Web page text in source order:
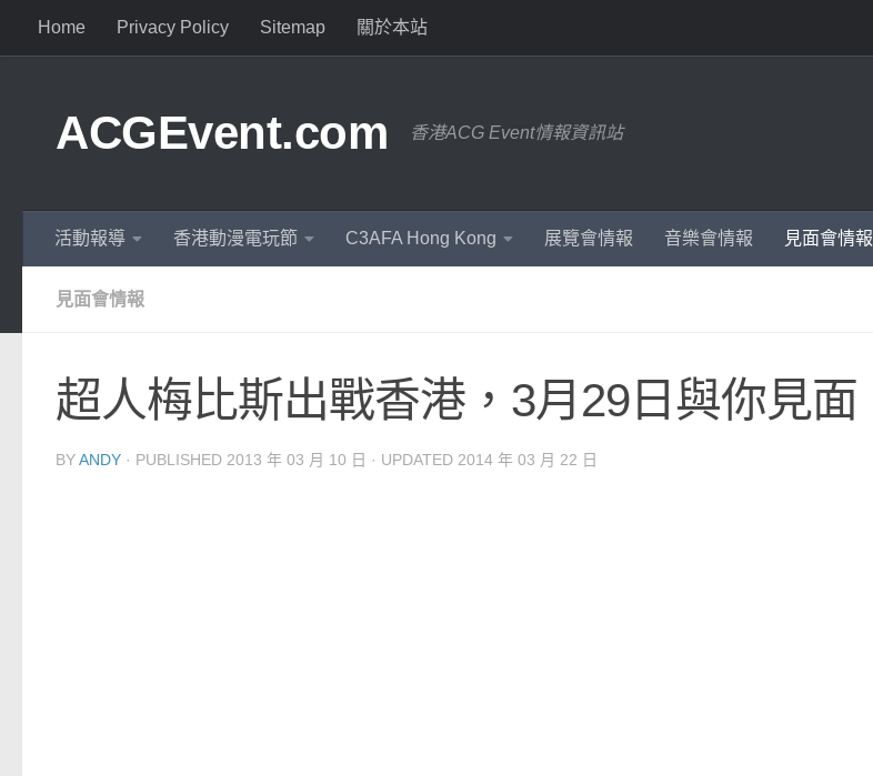
Home Privacy Policy Sitemap 關於本站
ACGEvent.com 香港ACG Event情報資訊站
活動報導 香港動漫電玩節 C3AFA Hong Kong 展覽會情報 音樂會情報 見面會情報
見面會情報
超人梅比斯出戰香港，3月29日與你見面
BYANDY · PUBLISHED 2013 年 03 月 10 日 · UPDATED 2014 年 03 月 22 日